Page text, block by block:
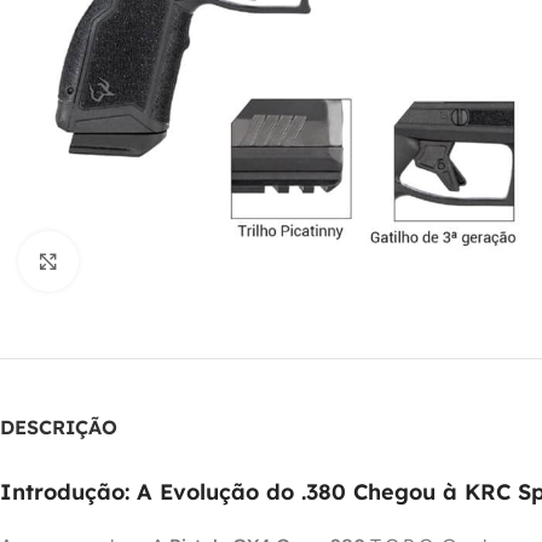
DESCRIÇÃO
Introdução: A Evolução do .380 Chegou à KRC